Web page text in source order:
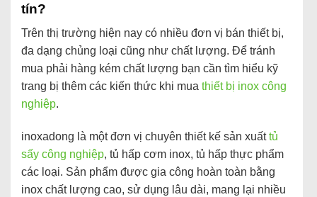
tín?
Trên thị trường hiện nay có nhiều đơn vị bán thiết bị,
đa dạng chủng loại cũng như chất lượng. Để tránh
mua phải hàng kém chất lượng bạn cần tìm hiểu kỹ
trang bị thêm các kiến thức khi mua thiết bị inox công
nghiệp.
inoxadong là một đơn vị chuyên thiết kế sản xuấttủ
sấy công nghiệp, tủ hấp cơm inox, tủ hấp thực phẩm
các loại. Sản phẩm được gia công hoàn toàn bằng
inox chất lượng cao, sử dụng lâu dài, mang lại nhiều